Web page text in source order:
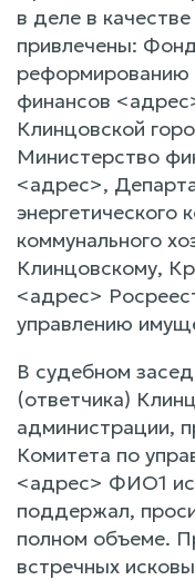
в деле в
привлечены:
финансов
Клинцовской
Министерство
<адрес>,
энергетического
коммунального
Клинцовскому,
<адрес>
управлению
В судебном
(ответчика)
администрации,
Комитета по
<адрес> ФИО1
поддержал,
полном объеме.
встречных